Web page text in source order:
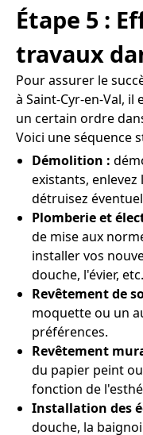
Étape 5 :
travaux
Pour assurer le
à Saint-Cyr-en-Val,
un certain ordre
Voici une séquence
Démolition :
existants,
détruisez
Plomberie et
de mise aux
installer vos
douche, l'évier, etc.
Revêtement de
moquette ou un
préférences.
Revêtement
du papier peint
fonction de
Installation des
douche, la